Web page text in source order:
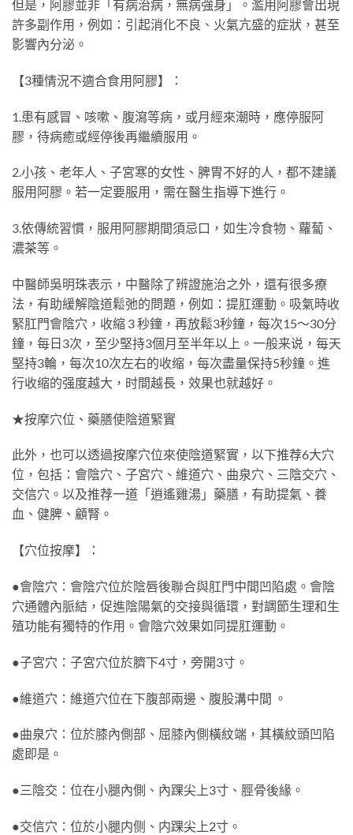
但是，阿膠並非「有病治病，無病強身」。濫用阿膠會出現
許多副作用，例如：引起消化不良、火氣亢盛的症狀，甚至
影響內分泌。
【3種情況不適合食用阿膠】：
1.患有感冒、咳嗽、腹瀉等病，或月經來潮時，應停服阿
膠，待病癒或經停後再繼續服用。
2.小孩、老年人、子宮寒的女性、脾胃不好的人，都不建議
服用阿膠。若一定要服用，需在醫生指導下進行。
3.依傳統習慣，服用阿膠期間須忌口，如生冷食物、蘿蔔、
濃茶等。
中醫師吳明珠表示，中醫除了辨證施治之外，還有很多療
法，有助緩解陰道鬆弛的問題，例如：提肛運動。吸氣時收
緊肛門會陰穴，收縮 3 秒鐘，再放鬆3秒鐘，每次15～30分
鐘，每日3次，至少堅持3個月至半年以上。一般来说，每天
堅持3輪，每次10次左右的收缩，每次盡量保持5秒鐘。進
行收缩的强度越大，时間越長，效果也就越好。
★按摩穴位、藥膳使陰道緊實
此外，也可以透過按摩穴位來使陰道緊實，以下推荐6大穴
位，包括：會陰穴、子宮穴、維道穴、曲泉穴、三陰交穴、
交信穴。以及推荐一道「逍遙雞湯」藥膳，有助提氣、養
血、健脾、顧腎。
【穴位按摩】：
●會陰穴：會陰穴位於陰唇後聯合與肛門中間凹陷處。會陰
穴通體內脈結，促進陰陽氣的交接與循環，對調節生理和生
殖功能有獨特的作用。會陰穴效果如同提肛運動。
●子宮穴：子宮穴位於臍下4寸，旁開3寸。
●維道穴：維道穴位在下腹部兩邊、腹股溝中間 。
●曲泉穴：位於膝內側部、屈膝內側橫紋端，其橫紋頭凹陷
處即是。
●三陰交：位在小腿內側、內踝尖上3寸、脛骨後緣。
●交信穴：位於小腿内侧、内踝尖上2寸。